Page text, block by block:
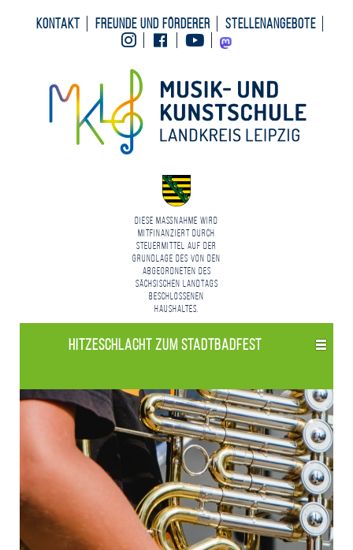
Kontakt Freunde und Förderer
Stellenangebote
InstagramFacebookYoutubeMastodon
Diese Maßnahme wird
mitfinanziert durch
Steuermittel auf der
Grundlage des von den
Abgeordneten des
Sächsischen Landtags
beschlossenen
Haushaltes.
Hitzeschlacht zum Stadtbadfest